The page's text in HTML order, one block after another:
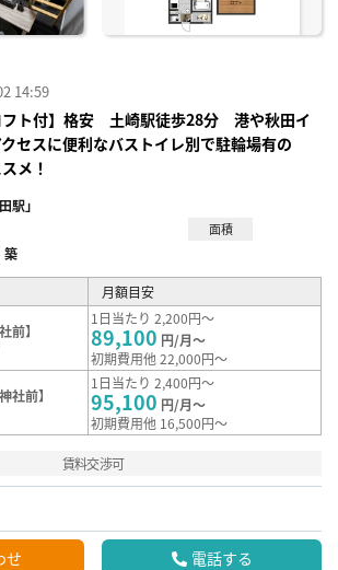
14:59
フト付】格安 土崎駅徒歩28分 港や秋田イ
セスに便利なバストイレ別で駐輪場有の
メ！
駅」
面積
築
月額目安
前】
1日当たり 2,200円～
89,100 円/月～
初期費用他 22,000円～
社前】
1日当たり 2,400円～
95,100 円/月～
初期費用他 16,500円～
賃料交渉可
せ 電話する